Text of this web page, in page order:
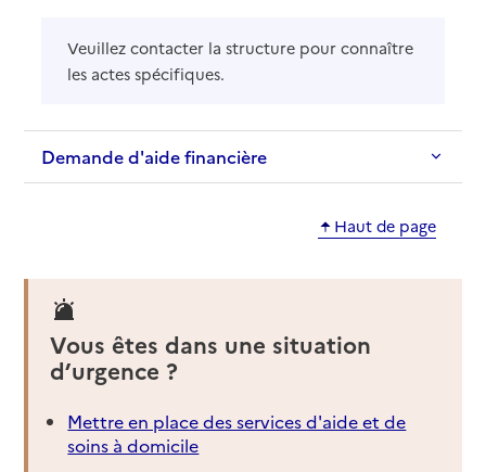
Veuillez contacter la structure pour connaître
les actes spécifiques.
Demande d'aide financière
Haut de page
Vous êtes dans une situation
d’urgence ?
Mettre en place des services d'aide et de
soins à domicile